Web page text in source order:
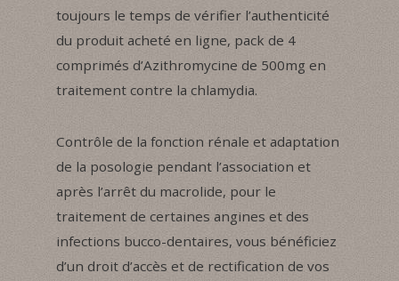
toujours le temps de vérifier l’authenticité
du produit acheté en ligne, pack de 4
comprimés d’Azithromycine de 500mg en
traitement contre la chlamydia.
Contrôle de la fonction rénale et adaptation
de la posologie pendant l’association et
après l’arrêt du macrolide, pour le
traitement de certaines angines et des
infections bucco-dentaires, vous bénéficiez
d’un droit d’accès et de rectification de vos